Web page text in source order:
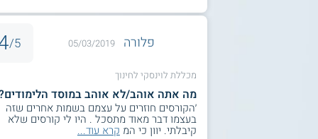
פלורה 05/03/2019
5/
מכללת לוינסקי לחינוך
מה אתה אוהב/לא אוהב במוסד
׳הקורסים חוזרים על עצמם בשמות אחרים שזה
בעצמו דבר מאוד מתסכל . היו לי קורסים שלא
קיבלתי. יוון כי המ קרא עוד...